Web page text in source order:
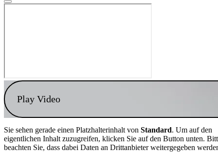
Play Video
Sie sehen gerade einen Platzhalterinhalt von Standard. Um auf den
eigentlichen Inhalt zuzugreifen, klicken Sie auf den Button unten.
beachten Sie, dass dabei Daten an Drittanbieter weitergegeben